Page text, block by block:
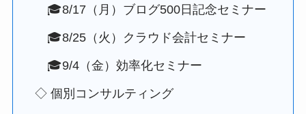
🎓8/17（月）ブログ500日記念セミナー
🎓8/25（火）クラウド会計セミナー
🎓9/4（金）効率化セミナー
◇ 個別コンサルティング